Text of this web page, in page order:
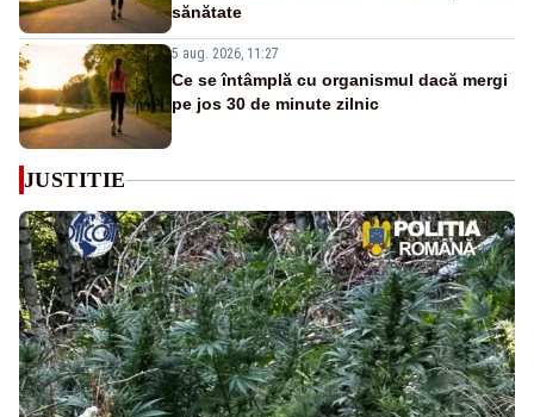
sănătate
5 aug. 2026, 11:27
Ce se întâmplă cu organismul dacă mergi
pe jos 30 de minute zilnic
JUSTITIE